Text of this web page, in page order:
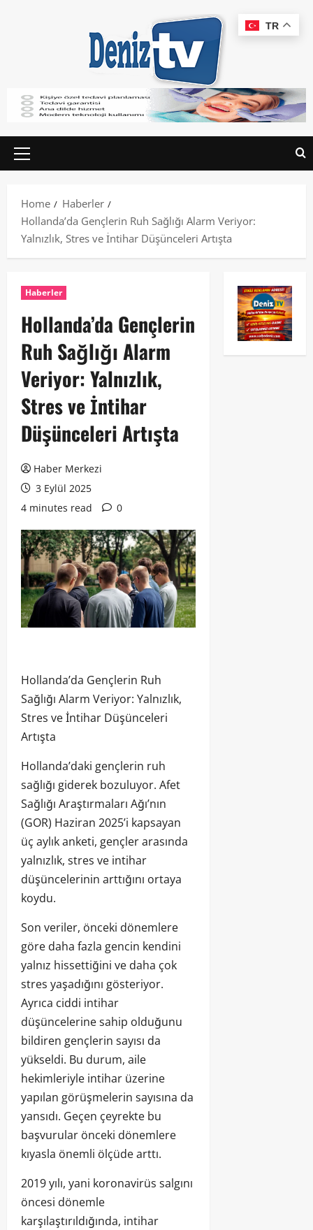
Home
Haberler
Hollanda’da Gençlerin Ruh Sağlığı Alarm Veriyor:
Yalnızlık, Stres ve İntihar Düşünceleri Artışta
Haberler
Hollanda’da Gençlerin
Ruh Sağlığı Alarm
Veriyor: Yalnızlık,
Stres ve İntihar
Düşünceleri Artışta
Haber Merkezi
3 Eylül 2025
4 minutes read
0
Hollanda’da Gençlerin Ruh
Sağlığı Alarm Veriyor: Yalnızlık,
Stres ve İntihar Düşünceleri
Artışta
Hollanda’daki gençlerin ruh
sağlığı giderek bozuluyor. Afet
Sağlığı Araştırmaları Ağı’nın
(GOR) Haziran 2025’i kapsayan
üç aylık anketi, gençler arasında
yalnızlık, stres ve intihar
düşüncelerinin arttığını ortaya
koydu.
Son veriler, önceki dönemlere
göre daha fazla gencin kendini
yalnız hissettiğini ve daha çok
stres yaşadığını gösteriyor.
Ayrıca ciddi intihar
düşüncelerine sahip olduğunu
bildiren gençlerin sayısı da
yükseldi. Bu durum, aile
hekimleriyle intihar üzerine
yapılan görüşmelerin sayısına da
yansıdı. Geçen çeyrekte bu
başvurular önceki dönemlere
kıyasla önemli ölçüde arttı.
2019 yılı, yani koronavirüs salgını
öncesi dönemle
karşılaştırıldığında, intihar
TR